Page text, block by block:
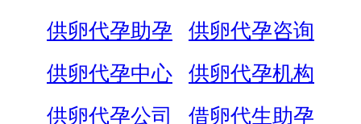
供卵代孕助孕
供卵代孕咨询
供卵代孕中心
供卵代孕机构
供卵代孕公司
借卵代生助孕